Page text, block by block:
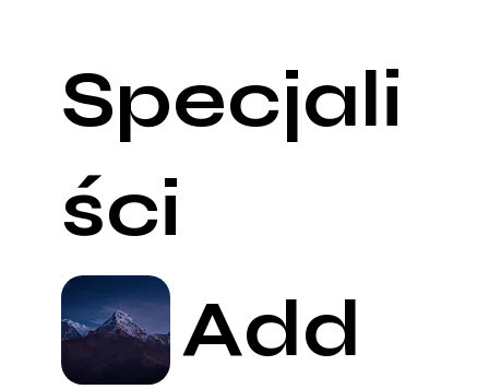
Specjali
ści
Add